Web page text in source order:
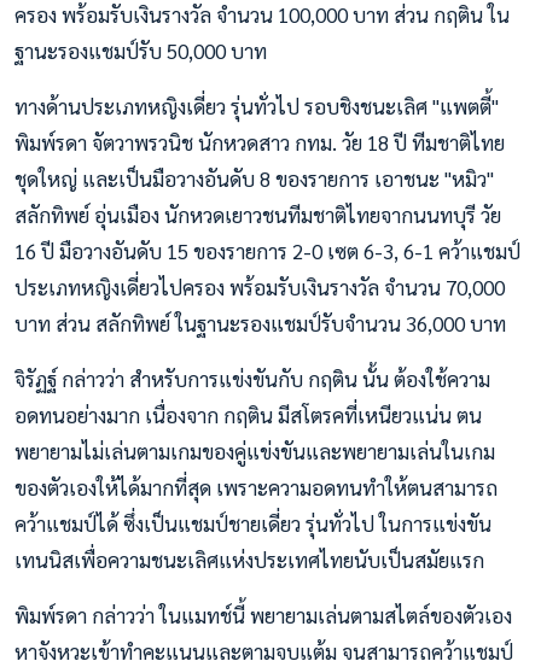
ครอง พร้อมรับเงินรางวัล จำนวน 100,000 บาท ส่วน กฤติน ใน
ฐานะรองแชมป์รับ 50,000 บาท
ทางด้านประเภทหญิงเดี่ยว รุ่นทั่วไป รอบชิงชนะเลิศ "แพตตี้"
พิมพ์รดา จัตวาพรวนิช นักหวดสาว กทม. วัย 18 ปี ทีมชาติไทย
ชุดใหญ่ และเป็นมือวางอันดับ 8 ของรายการ เอาชนะ "หมิว"
สลักทิพย์ อุ่นเมือง นักหวดเยาวชนทีมชาติไทยจากนนทบุรี วัย
16 ปี มือวางอันดับ 15 ของรายการ 2-0 เซต 6-3, 6-1 คว้าแชมป์
ประเภทหญิงเดี่ยวไปครอง พร้อมรับเงินรางวัล จำนวน 70,000
บาท ส่วน สลักทิพย์ ในฐานะรองแชมป์รับจำนวน 36,000 บาท
จิรัฏฐ์ กล่าวว่า สำหรับการแข่งขันกับ กฤติน นั้น ต้องใช้ความ
อดทนอย่างมาก เนื่องจาก กฤติน มีสโตรคที่เหนียวแน่น ตน
พยายามไม่เล่นตามเกมของคู่แข่งขันและพยายามเล่นในเกม
ของตัวเองให้ได้มากที่สุด เพราะความอดทนทำให้ตนสามารถ
คว้าแชมป์ได้ ซึ่งเป็นแชมป์ชายเดี่ยว รุ่นทั่วไป ในการแข่งขัน
เทนนิสเพื่อความชนะเลิศแห่งประเทศไทยนับเป็นสมัยแรก
พิมพ์รดา กล่าวว่า ในแมทช์นี้ พยายามเล่นตามสไตล์ของตัวเอง
หาจังหวะเข้าทำคะแนนและตามจบแต้ม จนสามารถคว้าแชมป์